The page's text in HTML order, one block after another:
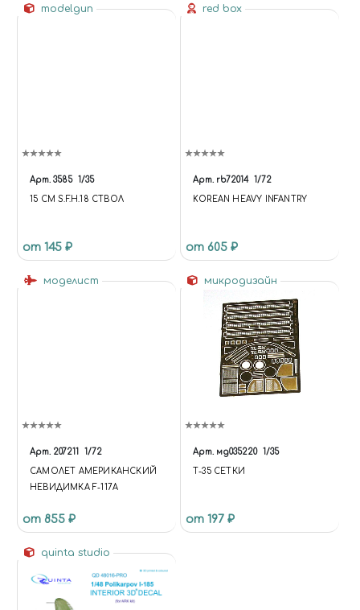
modelgun
Арт. 3585 1/35
15 СМ S.F.H.18 СТВОЛ
от 145 ₽
red box
Арт. rb72014 1/72
KOREAN HEAVY INFANTRY
от 605 ₽
моделист
Арт. 207211 1/72
САМОЛЕТ АМЕРИКАНСКИЙ
НЕВИДИМКА F-117A
от 855 ₽
микродизайн
Арт. мд035220 1/35
Т-35 СЕТКИ
от 197 ₽
quinta studio